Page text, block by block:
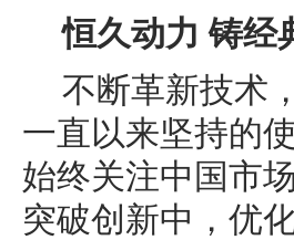
恒久动力 铸经
不断革新技术
一直以来坚持的
始终关注中国市
突破创新中，优